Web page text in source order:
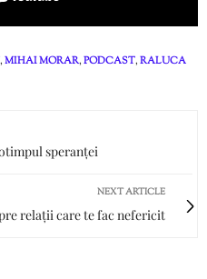
,MIHAI MORAR,PODCAST,RALUCA
speranței
NEXT ARTICLE
relații care te fac nefericit